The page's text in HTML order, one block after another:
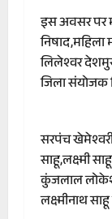
इस अवसर पर
निषाद,महिला
लिलेश्वर
जिला संयोजक
सरपंच
साहू,लक्ष्मी
कुंजलाल
लक्ष्मीनाथ